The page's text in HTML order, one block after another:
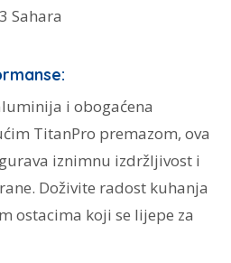
Sahara
i obogaćena
TitanPro premazom, ova
iznimnu izdržljivost i
Doživite radost kuhanja
ostacima koji se lijepe za